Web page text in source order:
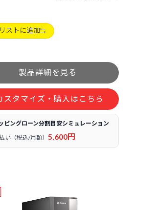
ストに追加
スタマイズ・購入はこちら
ピングローン分割目安シミュレーション
い（税込/月額） 5,600円